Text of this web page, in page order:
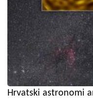
Hrvatski astronomi